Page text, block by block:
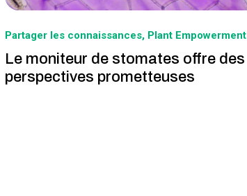
Partager les connaissances Plant Empowerment
Le moniteur de stomates offre des
perspectives prometteuses